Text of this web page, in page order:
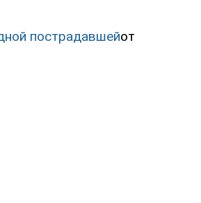
пострадавшейот